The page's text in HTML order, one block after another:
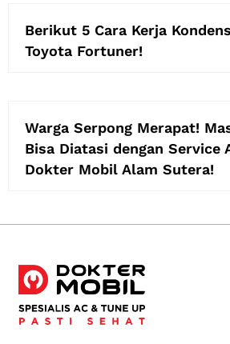
Berikut 5 Cara Kerja
Toyota Fortuner!
Warga Serpong Merapat!
Bisa Diatasi dengan Service
Dokter Mobil Alam Sutera!